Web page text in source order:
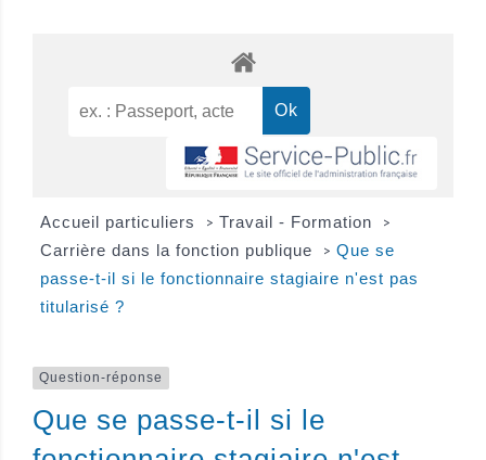
Accueil particuliers > Travail - Formation >
Carrière dans la fonction publique > Que se
passe-t-il si le fonctionnaire stagiaire n'est pas
titularisé ?
Question-réponse
Que se passe-t-il si le